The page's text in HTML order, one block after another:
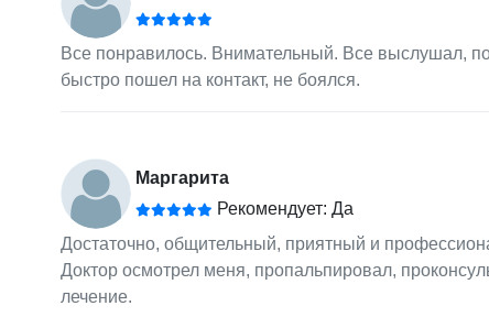
Все понравилось. Внимательный. Все выслушал,
быстро пошел на контакт, не боялся.
Маргарита
Рекомендует: Да
Достаточно, общительный, приятный и
Доктор осмотрел меня, пропальпировал,
лечение.